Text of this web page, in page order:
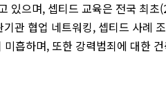
있으며, 셉티드 교육은 전국 최
관 협업 네트워킹, 셉티드 사례
흡하며, 또한 강력범죄에 대한